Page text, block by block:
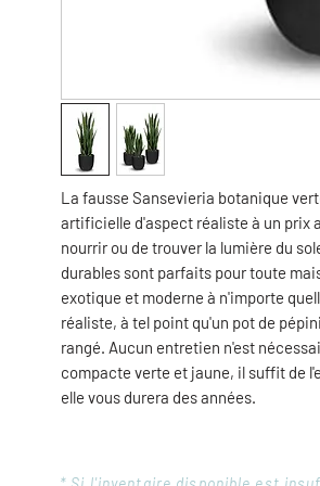
La fausse Sansevieria botanique
artificielle d'aspect réaliste à un prix
nourrir ou de trouver la lumière du
durables sont parfaits pour toute
exotique et moderne à n'importe
réaliste, à tel point qu'un pot de
rangé. Aucun entretien n'est
compacte verte et jaune, il suffit de
elle vous durera des années.